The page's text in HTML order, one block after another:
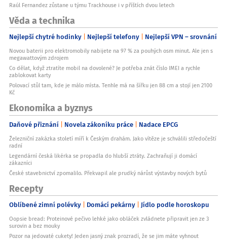
Raúl Fernandez zůstane u týmu Trackhouse i v příštích dvou letech
Věda a technika
Nejlepší chytré hodinky Nejlepší telefony Nejlepší VPN – srovnání
Novou baterii pro elektromobily nabijete na 97 % za pouhých osm minut. Ale jen s
megawattovým zdrojem
Co dělat, když ztratíte mobil na dovolené? Je potřeba znát číslo IMEI a rychle
zablokovat karty
Polovací stůl tam, kde je málo místa. Tenhle má na šířku jen 88 cm a stojí jen 2100
Kč
Ekonomika a byznys
Daňové přiznání Novela zákoníku práce Nadace EPCG
Železniční zakázka století míří k Českým drahám. Jako vítěze je schválili středočeští
radní
Legendární česká likérka se propadla do hlubší ztráty. Zachraňují ji domácí
zákazníci
České stavebnictví zpomalilo. Překvapil ale prudký nárůst výstavby nových bytů
Recepty
Oblíbené zimní polévky Domácí pekárny Jídlo podle horoskopu
Oopsie bread: Proteinové pečivo lehké jako obláček zvládnete připravit jen ze 3
surovin a bez mouky
Pozor na jedovaté cukety! Jeden jasný znak prozradí, že se jim máte vyhnout